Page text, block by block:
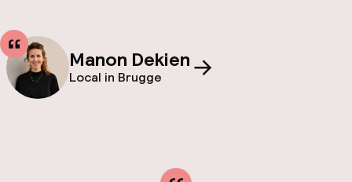
Manon Dekien
Local in Brugge